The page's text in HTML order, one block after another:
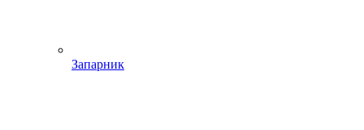
Запарник